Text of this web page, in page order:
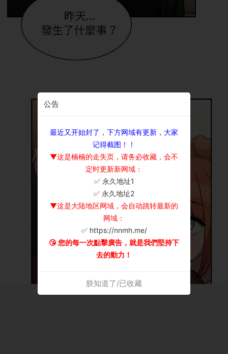
公告
最近又开始封了，下方网域有更新，大家
记得截图！！
▼这是楠楠的走失页，请务必收藏，会不
定时更新新网域：
✅ 永久地址1
✅ 永久地址2
▼这是大陆地区网域，会自动跳转最新的
网域：
✅ https://nnmh.me/
😘 您的每一次點擊廣告，就是我們堅持下
去的動力！
朕知道了/已收藏